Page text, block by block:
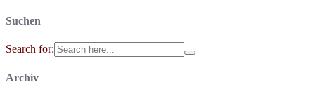
Suchen
Search for:
Archiv